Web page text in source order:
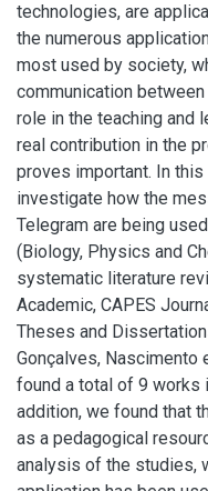
technologies, are
the numerous
most used by society,
communication
role in the teaching and
real contribution in the
proves important. In
investigate how the
Telegram are being
(Biology, Physics and
systematic literature
Academic, CAPES
Theses and
Gonçalves, Nascimento
found a total of 9 works
addition, we found that
as a pedagogical
analysis of the studies,